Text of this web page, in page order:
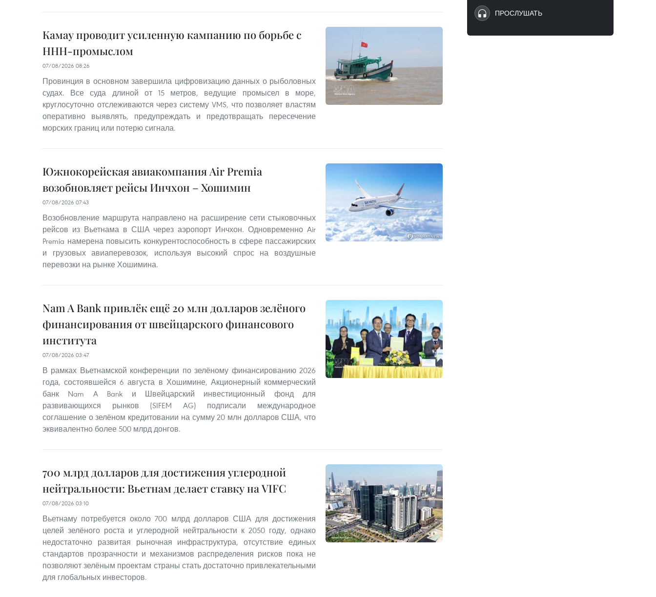
Камау проводит усиленную кампанию по борьбе с
ННН-промыслом
07/08/2026 08:26
Провинция в основном завершила цифровизацию данных о рыболовных
судах. Все суда длиной от 15 метров, ведущие промысел в море,
круглосуточно отслеживаются через систему VMS, что позволяет властям
оперативно выявлять, предупреждать и предотвращать пересечение
морских границ или потерю сигнала.
Южнокорейская авиакомпания Air Premia
возобновляет рейсы Инчхон – Хошимин
07/08/2026 07:43
Возобновление маршрута направлено на расширение сети стыковочных
рейсов из Вьетнама в США через аэропорт Инчхон. Одновременно Air
Premia намерена повысить конкурентоспособность в сфере пассажирских
и грузовых авиаперевозок, используя высокий спрос на воздушные
перевозки на рынке Хошимина.
Nam A Bank привлёк ещё 20 млн долларов зелёного
финансирования от швейцарского финансового
института
07/08/2026 03:47
В рамках Вьетнамской конференции по зелёному финансированию 2026
года, состоявшейся 6 августа в Хошимине, Акционерный коммерческий
банк Nam A Bank и Швейцарский инвестиционный фонд для
развивающихся рынков (SIFEM AG) подписали международное
соглашение о зелёном кредитовании на сумму 20 млн долларов США, что
эквивалентно более 500 млрд донгов.
700 млрд долларов для достижения углеродной
нейтральности: Вьетнам делает ставку на VIFC
07/08/2026 03:10
Вьетнаму потребуется около 700 млрд долларов США для достижения
целей зелёного роста и углеродной нейтральности к 2050 году, однако
недостаточно развитая рыночная инфраструктура, отсутствие единых
стандартов прозрачности и механизмов распределения рисков пока не
позволяют зелёным проектам страны стать достаточно привлекательными
для глобальных инвесторов.
ПРОСЛУШАТЬ